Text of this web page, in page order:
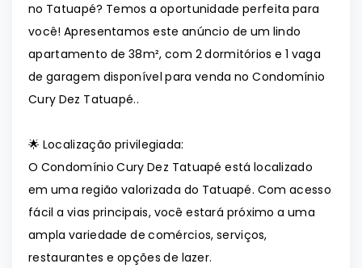
no Tatuapé? Temos a oportunidade perfeita para
você! Apresentamos este anúncio de um lindo
apartamento de 38m², com 2 dormitórios e 1 vaga
de garagem disponível para venda no Condomínio
Cury Dez Tatuapé..
🌟 Localização privilegiada:
O Condomínio Cury Dez Tatuapé está localizado
em uma região valorizada do Tatuapé. Com acesso
fácil a vias principais, você estará próximo a uma
ampla variedade de comércios, serviços,
restaurantes e opções de lazer.